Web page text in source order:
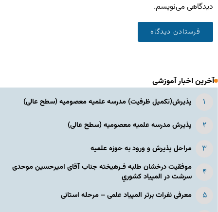
دیدگاهی می‌نویسم.
آخرین اخبار آموزشی
پذیرش(تکمیل ظرفیت) مدرسه علمیه معصومیه‌ (سطح عالی)
پذیرش مدرسه علمیه معصومیه‌ (سطح عالی)
مراحل پذیرش و ورود به حوزه علمیه
موفقیت درخشان طلبه فـرهیخته جناب آقای امیرحسین موحدی
سرشت در المپياد كشوري
معرفی نفرات برتر المپیاد علمی – مرحله استانی